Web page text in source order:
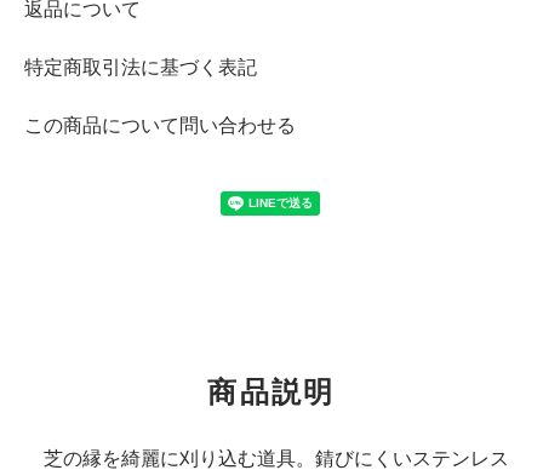
返品について
特定商取引法に基づく表記
この商品について問い合わせる
商品説明
芝の縁を綺麗に刈り込む道具。錆びにくいステンレス